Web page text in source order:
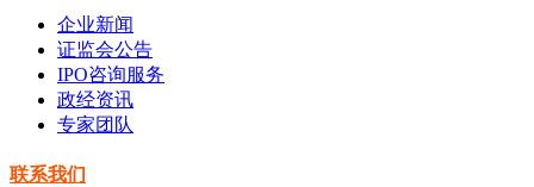
企业新闻
证监会公告
IPO咨询服务
政经资讯
专家团队
联系我们